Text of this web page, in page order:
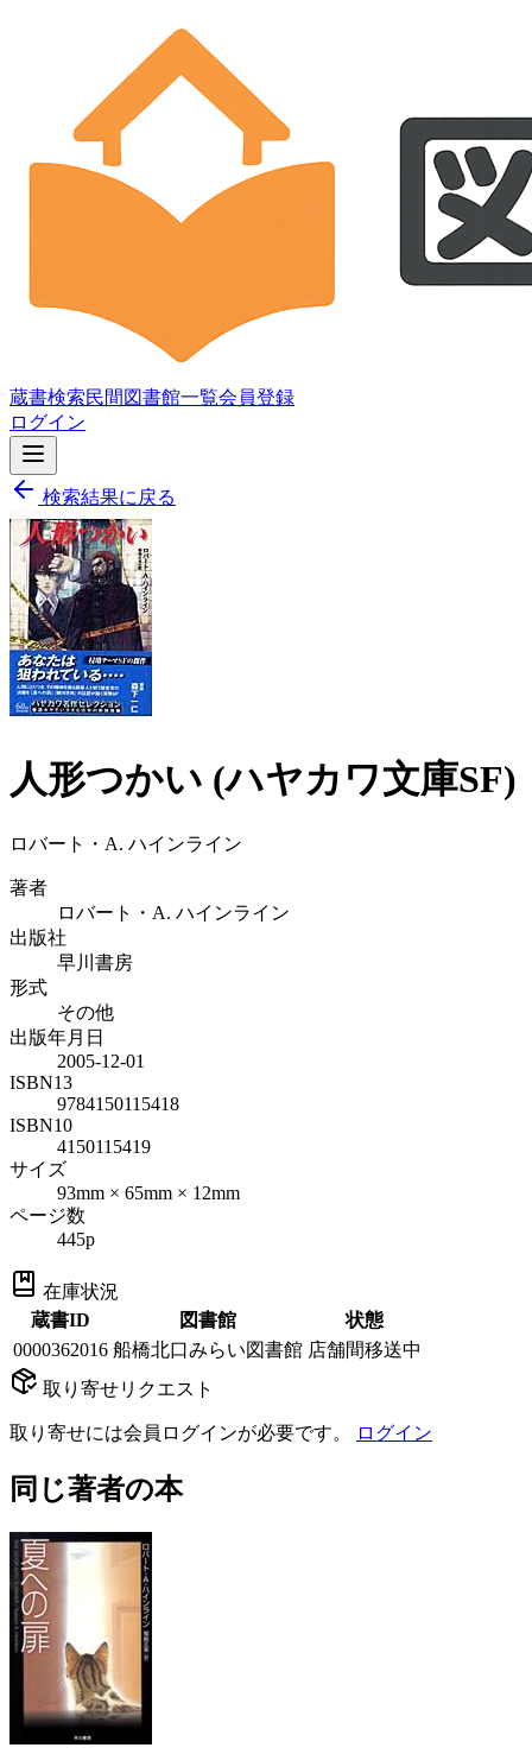
蔵書検索民間図書館一覧会員登録
ログイン
検索結果に戻る
人形つかい (ハヤカワ文庫SF)
ロバート・A. ハインライン
著者
ロバート・A. ハインライン
出版社
早川書房
形式
その他
出版年月日
2005-12-01
ISBN13
9784150115418
ISBN10
4150115419
サイズ
93mm × 65mm × 12mm
ページ数
445p
在庫状況
蔵書ID
図書館
状態
0000362016 船橋北口みらい図書館 店舗間移送中
取り寄せリクエスト
取り寄せには会員ログインが必要です。 ログイン
同じ著者の本